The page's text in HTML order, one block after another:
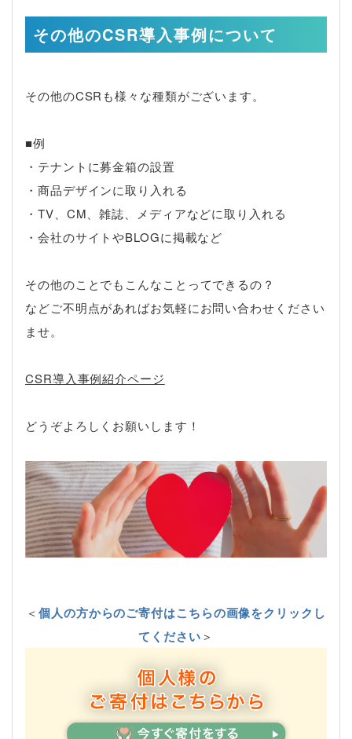
その他のCSR導入事例について
その他のCSRも様々な種類がございます。
■例
・テナントに募金箱の設置
・商品デザインに取り入れる
・TV、CM、雑誌、メディアなどに取り入れる
・会社のサイトやBLOGに掲載など
その他のことでもこんなことってできるの？
などご不明点があればお気軽にお問い合わせください
ませ。
CSR導入事例紹介ページ
どうぞよろしくお願いします！
＜個人の方からのご寄付はこちらの画像をクリックし
てください＞